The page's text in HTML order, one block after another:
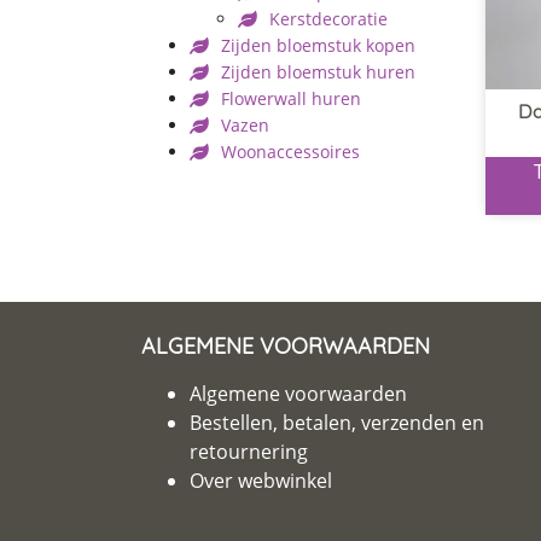
Kerstdecoratie
Zijden bloemstuk kopen
Zijden bloemstuk huren
Flowerwall huren
Vazen
Woonaccessoires
ALGEMENE VOORWAARDEN
Algemene voorwaarden
Bestellen, betalen, verzenden en
retournering
Over webwinkel